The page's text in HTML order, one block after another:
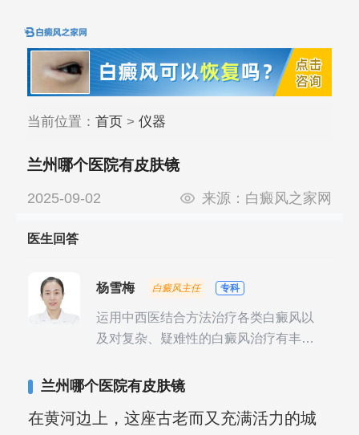
当前位置： 首页> 仪器
兰州哪个医院有皮肤镜
2025-09-02 来源： 白癜风之家网
医生回答
杨雪梅 白癜风主任 专科
运用中西医结合方法治疗各类白癜风以
及对复杂、疑难性的白癜风治疗有丰富
合巩固用药的调理，并对白癜风患者的
导，全方位帮助患者康复。
兰州哪个医院有皮肤镜
在黄河边上，这座古老而又充满活力的城